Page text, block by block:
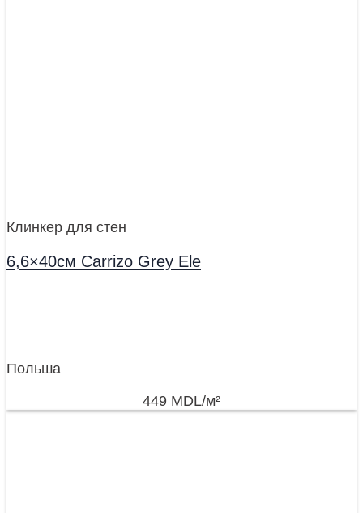
Клинкер для стен
6,6×40см Carrizo Grey Ele
Польша
449 MDL/м²